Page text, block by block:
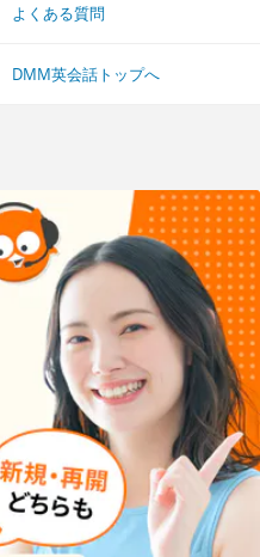
よくある質問
DMM英会話トップへ